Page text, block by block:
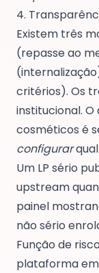
4.
Existem três
(repasse ao
critérios). Os
institucional. O
cosméticos é
configurarqual
Um LP sério
upstream
painel
não sério
Função de
plataforma em